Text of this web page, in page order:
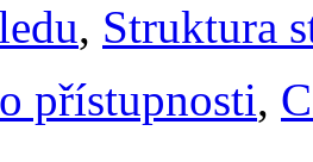
, Struktura
přístupnosti,